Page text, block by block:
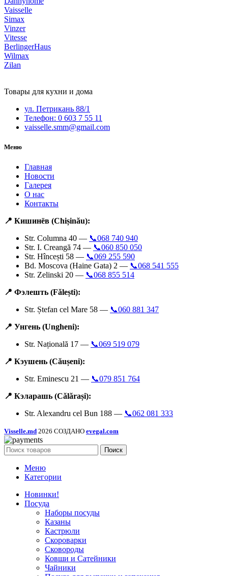
Vaisselle
Simax
Vinzer
Vitesse
BerlingerHaus
Wilmax
Zilan
Товары для кухни и дома
ул. Петрикань 88/1
Телефон: 0 603 7 55 11
vaisselle.smm@gmail.com
Меню
Главная
Новости
Галерея
О нас
Контакты
📍 Кишинёв (Chișinău):
Str. Columna 40 — 📞068 740 940
Str. I. Creangă 74 — 📞060 850 050
Str. Hîncești 58 — 📞069 255 590
Bd. Moscova (Haine Gata) 2 — 📞068 541 555
Str. Zelinski 20 — 📞068 855 514
📍 Фэлешть (Fălești):
Str. Ștefan cel Mare 58 — 📞060 881 347
📍 Унгень (Ungheni):
Str. Națională 17 — 📞069 519 079
📍 Кэушень (Căușeni):
Str. Eminescu 21 — 📞079 851 764
📍 Кэларашь (Călărași):
Str. Alexandru cel Bun 188 — 📞062 081 333
Visselle.md 2026 СОЗДАНО evegal.com
Поиск
Меню
Категории
Новинки!
Посуда
Наборы посуды
Казаны
Кастрюли
Скороварки
Сковороды
Ковши и Сатейники
Чайники